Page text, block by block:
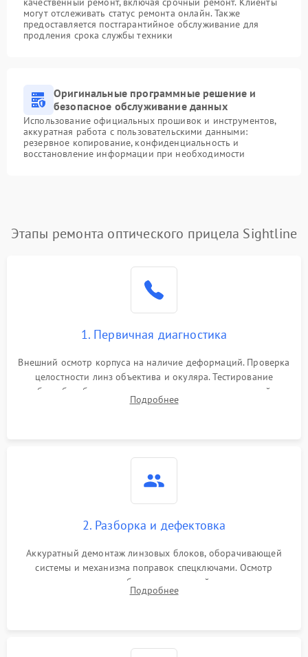
могут отслеживать статус ремонта онлайн. Также
предоставляется постгарантийное обслуживание для
продления срока службы техники
Оригинальные программные решение и
безопасное обслуживание данных
Использование официальных прошивок и инструментов,
аккуратная работа с пользовательскими данными:
резервное копирование, конфиденциальность и
восстановление информации при необходимости
Этапы ремонта оптического прицела Sightline
1. Первичная диагностика
Внешний осмотр корпуса на наличие деформаций. Проверка
целостности линз объектива и окуляра. Тестирование
работы барабанчиков ввода поправок, кольца отстройки
параллакса и зума. Выявление сколов, внутренних
Подробнее
2. Разборка и дефектовка
Аккуратный демонтаж линзовых блоков, оборачивающей
системы и механизма поправок спецключами. Осмотр
внутренних резьбовых соединений, пружин и
уплотнительных колец. Поиск причин люфта, смещения
Подробнее